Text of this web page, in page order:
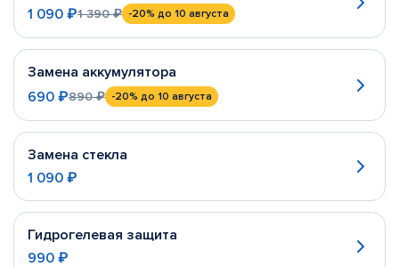
1 090 ₽1 390 ₽ -20% до 10 августа
Замена аккумулятора
690 ₽890 ₽ -20% до 10 августа
Замена стекла
1 090 ₽
Гидрогелевая защита
990 ₽